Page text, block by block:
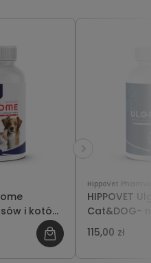
i kotów
chorób
HippoVet
HIPPOVET
Cat&DOG-
układu
psów i
115,00 zł